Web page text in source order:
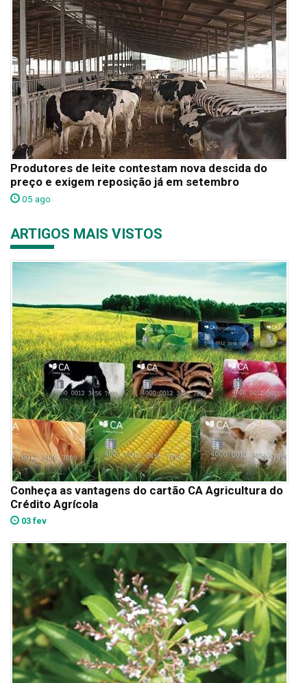
Produtores de leite contestam nova descida do
preço e exigem reposição já em setembro
05 ago
ARTIGOS MAIS VISTOS
Conheça as vantagens do cartão CA Agricultura do
Crédito Agrícola
03 fev